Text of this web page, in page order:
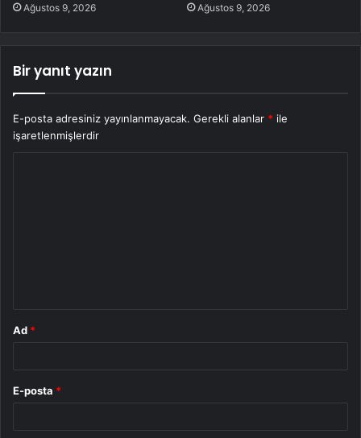
Ağustos 9, 2026 Ağustos 9, 2026
Bir yanıt yazın
E-posta adresiniz yayınlanmayacak. Gerekli alanlar * ile
işaretlenmişlerdir
Ad *
E-posta *